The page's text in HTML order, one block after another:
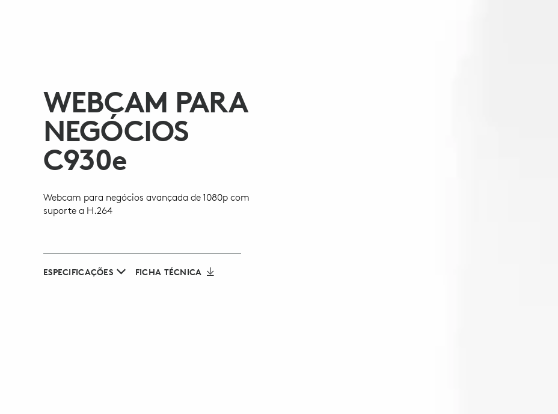
WEBCAM PARA
NEGÓCIOS
C930e
Webcam para negócios avançada de 1080p com
suporte a H.264
ESPECIFICAÇÕES FICHA TÉCNICA